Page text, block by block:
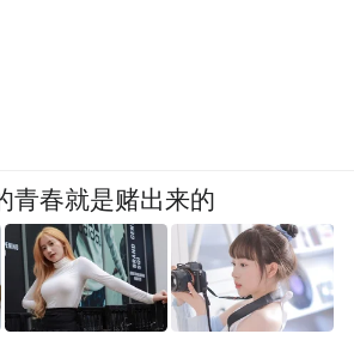
青春就是赌出来的